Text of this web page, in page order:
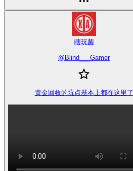
瞎玩菌
@ Blind___Gamer
黄金回收的坑点基本上都在这里了